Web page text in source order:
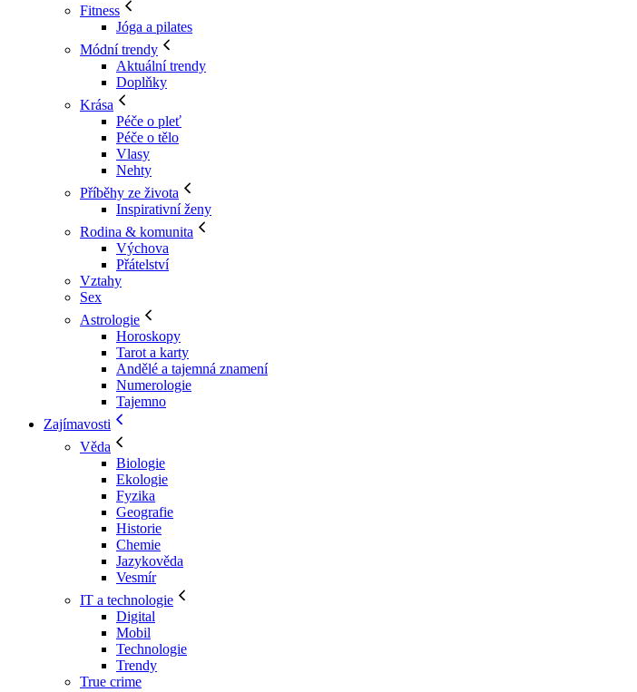
Fitness
Jóga a pilates
Módní trendy
Aktuální trendy
Doplňky
Krása
Péče o pleť
Péče o tělo
Vlasy
Nehty
Příběhy ze života
Inspirativní ženy
Rodina & komunita
Výchova
Přátelství
Vztahy
Sex
Astrologie
Horoskopy
Tarot a karty
Andělé a tajemná znamení
Numerologie
Tajemno
Zajímavosti
Věda
Biologie
Ekologie
Fyzika
Geografie
Historie
Chemie
Jazykověda
Vesmír
IT a technologie
Digital
Mobil
Technologie
Trendy
True crime